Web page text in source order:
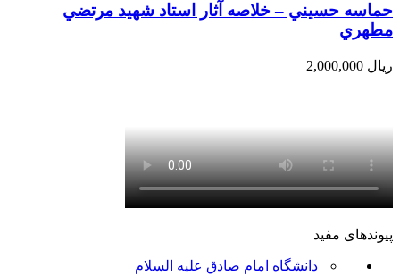
حماسه حسيني – خلاصه آثار استاد شهيد مرتضي
مطهري
ریال
پیوندهای مفید
دانشگاه امام صادق علیه السلام